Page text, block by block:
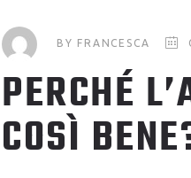
BY FRANCESCA
PERCHÉ
COSÌ